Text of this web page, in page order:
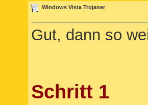
Windows Vista Trojaner
Gut, dann so
Schritt 1